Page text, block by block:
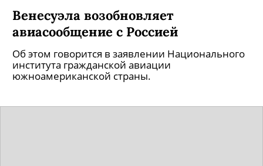
Венесуэла возобновляет
авиасообщение с Россией
Об этом говорится в заявлении Национального
института гражданской авиации
южноамериканской страны.